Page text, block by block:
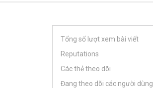
Tổng số lượt xem bài viết
Reputations
Các thẻ theo dõi
Đang theo dõi các người dùng